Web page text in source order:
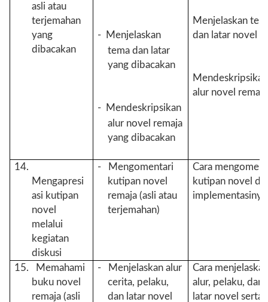
asli atau
terjemahan
yang
dibacakan
-
Menjelaskan
tema dan latar
yang dibacakan
-
Mendeskripsikan
alur novel remaja
yang dibacakan
Menjelaskan
dan latar novel
Mendeskripsikan
alur novel remaja
14.
Mengapresi
asi kutipan
novel
melalui
kegiatan
diskusi
- Mengomentari
kutipan novel
remaja (asli atau
terjemahan)
Cara
kutipan novel
implementasinya
15. Memahami
buku novel
remaja (asli
- Menjelaskan alur
cerita, pelaku,
dan latar novel
Cara
alur, pelaku, dan
latar novel serta